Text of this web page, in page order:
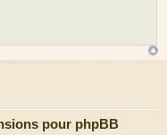
pour phpBB